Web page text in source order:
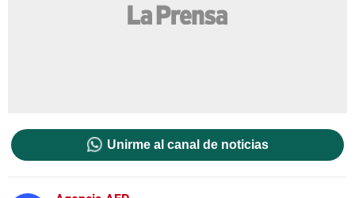
Unirme al canal de noticias